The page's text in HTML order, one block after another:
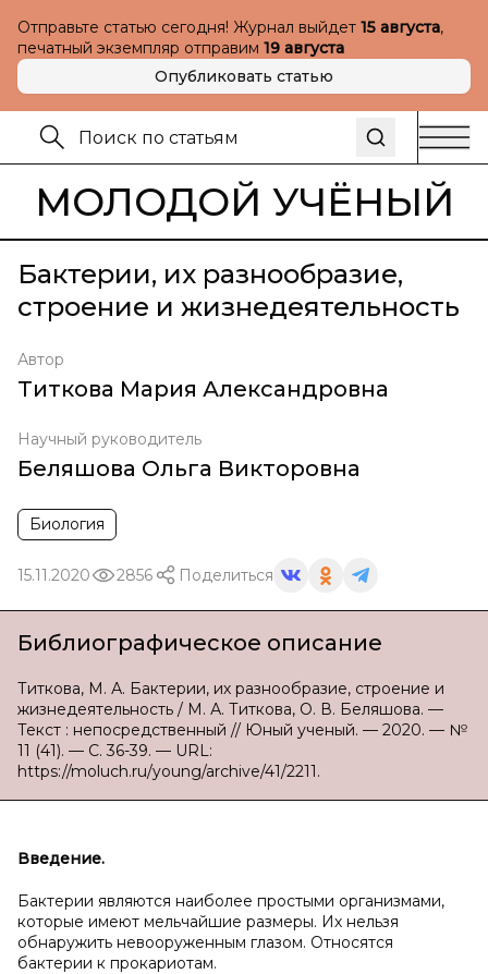
Отправьте статью сегодня! Журнал выйдет 15 августа,
печатный экземпляр отправим 19 августа
Опубликовать статью
МОЛОДОЙ УЧЁНЫЙ
Бактерии, их разнообразие,
строение и жизнедеятельность
Автор
Титкова Мария Александровна
Научный руководитель
Беляшова Ольга Викторовна
Биология
15.11.2020 2856 Поделиться
Библиографическое описание
Титкова, М. А. Бактерии, их разнообразие, строение и
жизнедеятельность / М. А. Титкова, О. В. Беляшова. —
Текст : непосредственный // Юный ученый. — 2020. — №
11 (41). — С. 36-39. — URL:
https://moluch.ru/young/archive/41/2211.
Введение.
Бактерии являются наиболее простыми организмами,
которые имеют мельчайшие размеры. Их нельзя
обнаружить невооруженным глазом. Относятся
бактерии к прокариотам.